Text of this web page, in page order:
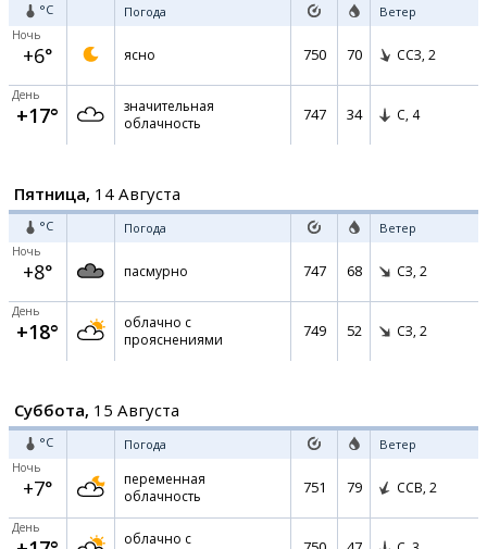
°C Погода Ветер
Ночь
+6° ясно 750 70 ССЗ, 2
День
+17°
значительная
облачность
747 34 С, 4
Пятница, 14 Августа
°C Погода Ветер
Ночь
+8° пасмурно 747 68 СЗ, 2
День
+18°
облачно с
прояснениями
749 52 СЗ, 2
Суббота, 15 Августа
°C Погода Ветер
Ночь
+7°
переменная
облачность
751 79 ССВ, 2
День
облачно с